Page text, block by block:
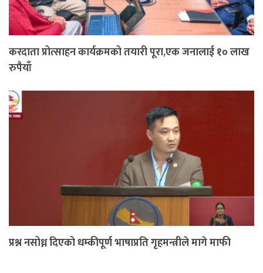
करदाता प्रोत्साहन कार्यक्रमको तयारी पूरा,एक जनालाई १० लाख
रुपैयाँ
प्रश्न नसोध्न दिएको धम्कीपूर्ण भाषाप्रति गृहमन्त्रीले मागे माफी